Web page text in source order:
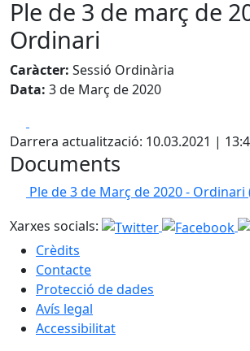
Ple de 3 de març de
Ordinari
Caràcter: Sessió Ordinària
Data: 3 de Març de 2020
Darrera actualització: 10.03.2021 |
Documents
Ple de 3 de Març de 2020 - Ordinari
Xarxes socials:
Crèdits
Contacte
Protecció de dades
Avís legal
Accessibilitat